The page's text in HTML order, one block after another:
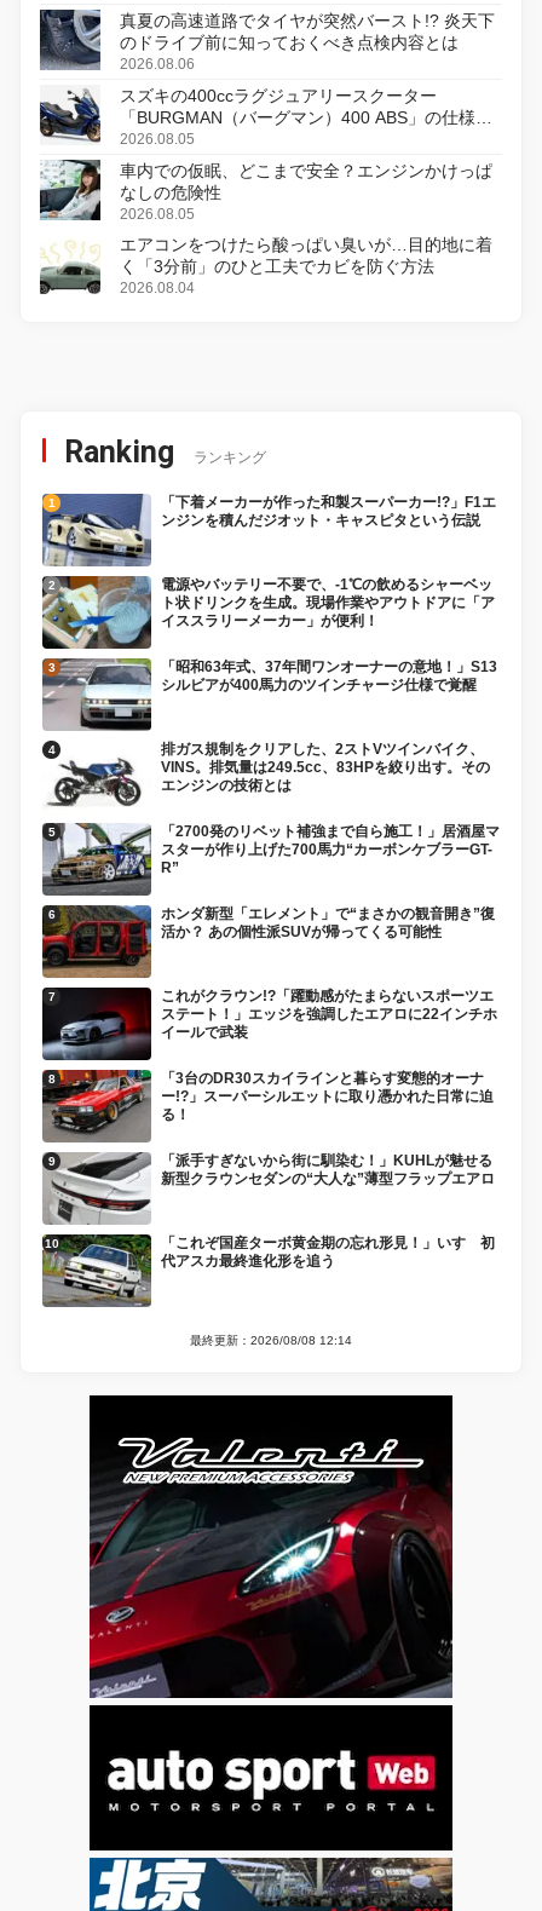
真夏の高速道路でタイヤが突然バースト!? 炎天下
のドライブ前に知っておくべき点検内容とは
2026.08.06
スズキの400ccラグジュアリースクーター
「BURGMAN（バーグマン）400 ABS」の仕様を
変更し、8月18日に発売
2026.08.05
車内での仮眠、どこまで安全？エンジンかけっぱ
なしの危険性
2026.08.05
エアコンをつけたら酸っぱい臭いが…目的地に着
く「3分前」のひと工夫でカビを防ぐ方法
2026.08.04
Ranking ランキング
「下着メーカーが作った和製スーパーカー!?」F1エ
ンジンを積んだジオット・キャスピタという伝説
電源やバッテリー不要で、-1℃の飲めるシャーベッ
ト状ドリンクを生成。現場作業やアウトドアに「ア
イススラリーメーカー」が便利！
「昭和63年式、37年間ワンオーナーの意地！」S13
シルビアが400馬力のツインチャージ仕様で覚醒
排ガス規制をクリアした、2ストVツインバイク、
VINS。排気量は249.5cc、83HPを絞り出す。その
エンジンの技術とは
「2700発のリベット補強まで自ら施工！」居酒屋マ
スターが作り上げた700馬力“カーボンケブラーGT-
R”
ホンダ新型「エレメント」で“まさかの観音開き”復
活か？ あの個性派SUVが帰ってくる可能性
これがクラウン!?「躍動感がたまらないスポーツエ
ステート！」エッジを強調したエアロに22インチホ
イールで武装
「3台のDR30スカイラインと暮らす変態的オーナ
ー!?」スーパーシルエットに取り憑かれた日常に迫
る！
「派手すぎないから街に馴染む！」KUHLが魅せる
新型クラウンセダンの“大人な”薄型フラップエアロ
「これぞ国産ターボ黄金期の忘れ形見！」いすゞ初
代アスカ最終進化形を追う
最終更新：2026/08/08 12:14